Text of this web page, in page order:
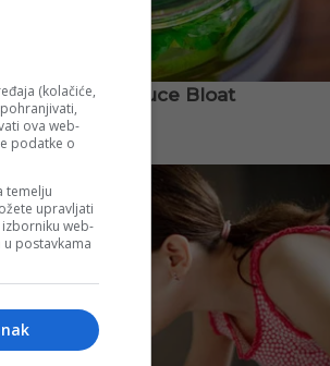
(kolačiće,
ova web-
podatke o
temelju
upravljati
web-
postavkama